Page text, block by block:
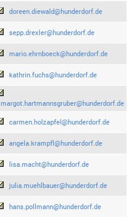
doreen.diewald@hunderdorf.de
sepp.drexler@hunderdorf.de
mario.ehrnboeck@hunderdorf.de
kathrin.fuchs@hunderdorf.de
margot.hartmannsgruber@hunderdorf.de
carmen.holzapfel@hunderdorf.de
angela.krampfl@hunderdorf.de
lisa.macht@hunderdorf.de
julia.muehlbauer@hunderdorf.de
hans.pollmann@hunderdorf.de